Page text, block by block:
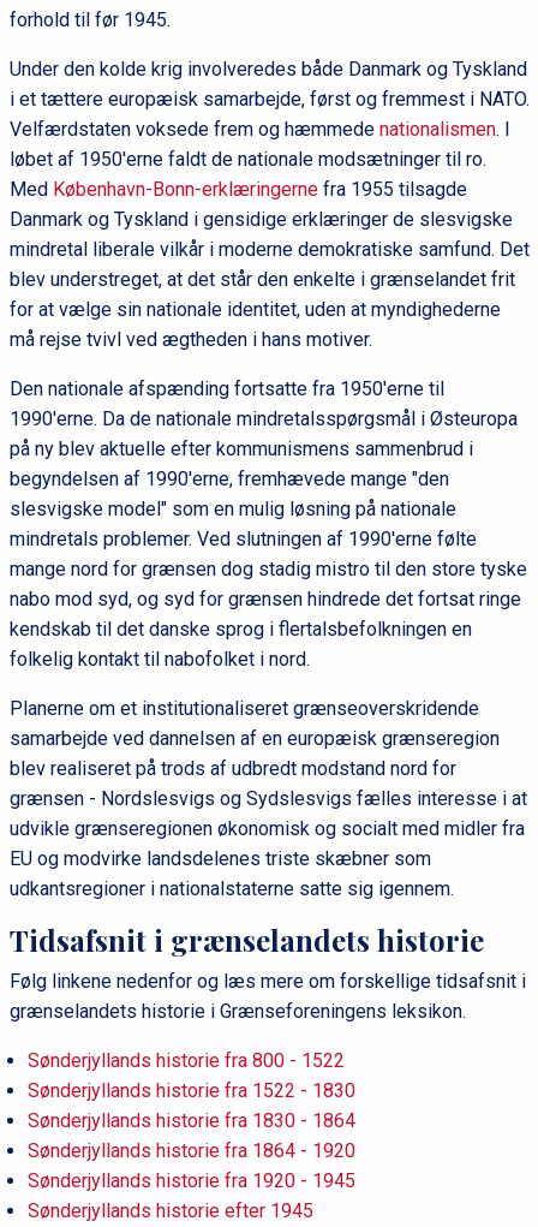
forhold til før 1945.
Under den kolde krig involveredes både Danmark og Tyskland
i et tættere europæisk samarbejde, først og fremmest i NATO.
Velfærdstaten voksede frem og hæmmede nationalismen. I
løbet af 1950'erne faldt de nationale modsætninger til ro.
Med København-Bonn-erklæringernefra 1955 tilsagde
Danmark og Tyskland i gensidige erklæringer de slesvigske
mindretal liberale vilkår i moderne demokratiske samfund. Det
blev understreget, at det står den enkelte i grænselandet frit
for at vælge sin nationale identitet, uden at myndighederne
må rejse tvivl ved ægtheden i hans motiver.
Den nationale afspænding fortsatte fra 1950'erne til
1990'erne. Da de nationale mindretalsspørgsmål i Østeuropa
på ny blev aktuelle efter kommunismens sammenbrud i
begyndelsen af 1990'erne, fremhævede mange "den
slesvigske model" som en mulig løsning på nationale
mindretals problemer. Ved slutningen af 1990'erne følte
mange nord for grænsen dog stadig mistro til den store tyske
nabo mod syd, og syd for grænsen hindrede det fortsat ringe
kendskab til det danske sprog i flertalsbefolkningen en
folkelig kontakt til nabofolket i nord.
Planerne om et institutionaliseret grænseoverskridende
samarbejde ved dannelsen af en europæisk grænseregion
blev realiseret på trods af udbredt modstand nord for
grænsen - Nordslesvigs og Sydslesvigs fælles interesse i at
udvikle grænseregionen økonomisk og socialt med midler fra
EU og modvirke landsdelenes triste skæbner som
udkantsregioner i nationalstaterne satte sig igennem.
Tidsafsnit i grænselandets historie
Følg linkene nedenfor og læs mere om forskellige tidsafsnit i
grænselandets historie i Grænseforeningens leksikon.
Sønderjyllands historie fra 800 - 1522
Sønderjyllands historie fra 1522 - 1830
Sønderjyllands historie fra 1830 - 1864
Sønderjyllands historie fra 1864 - 1920
Sønderjyllands historie fra 1920 - 1945
Sønderjyllands historie efter 1945